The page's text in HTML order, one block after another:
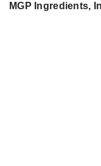
MGP Ingredients,